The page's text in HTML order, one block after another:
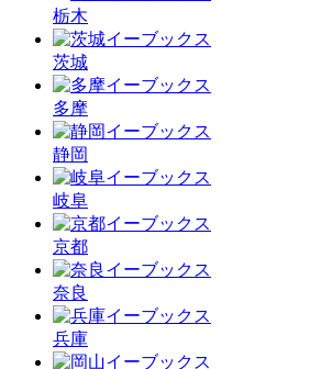
栃木
茨城
多摩
静岡
岐阜
京都
奈良
兵庫